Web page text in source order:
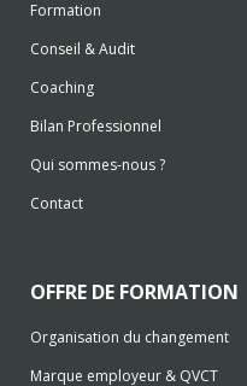
Formation
Conseil & Audit
Coaching
Bilan Professionnel
Qui sommes-nous ?
Contact
OFFRE DE FORMATION
Organisation du changement
Marque employeur & QVCT